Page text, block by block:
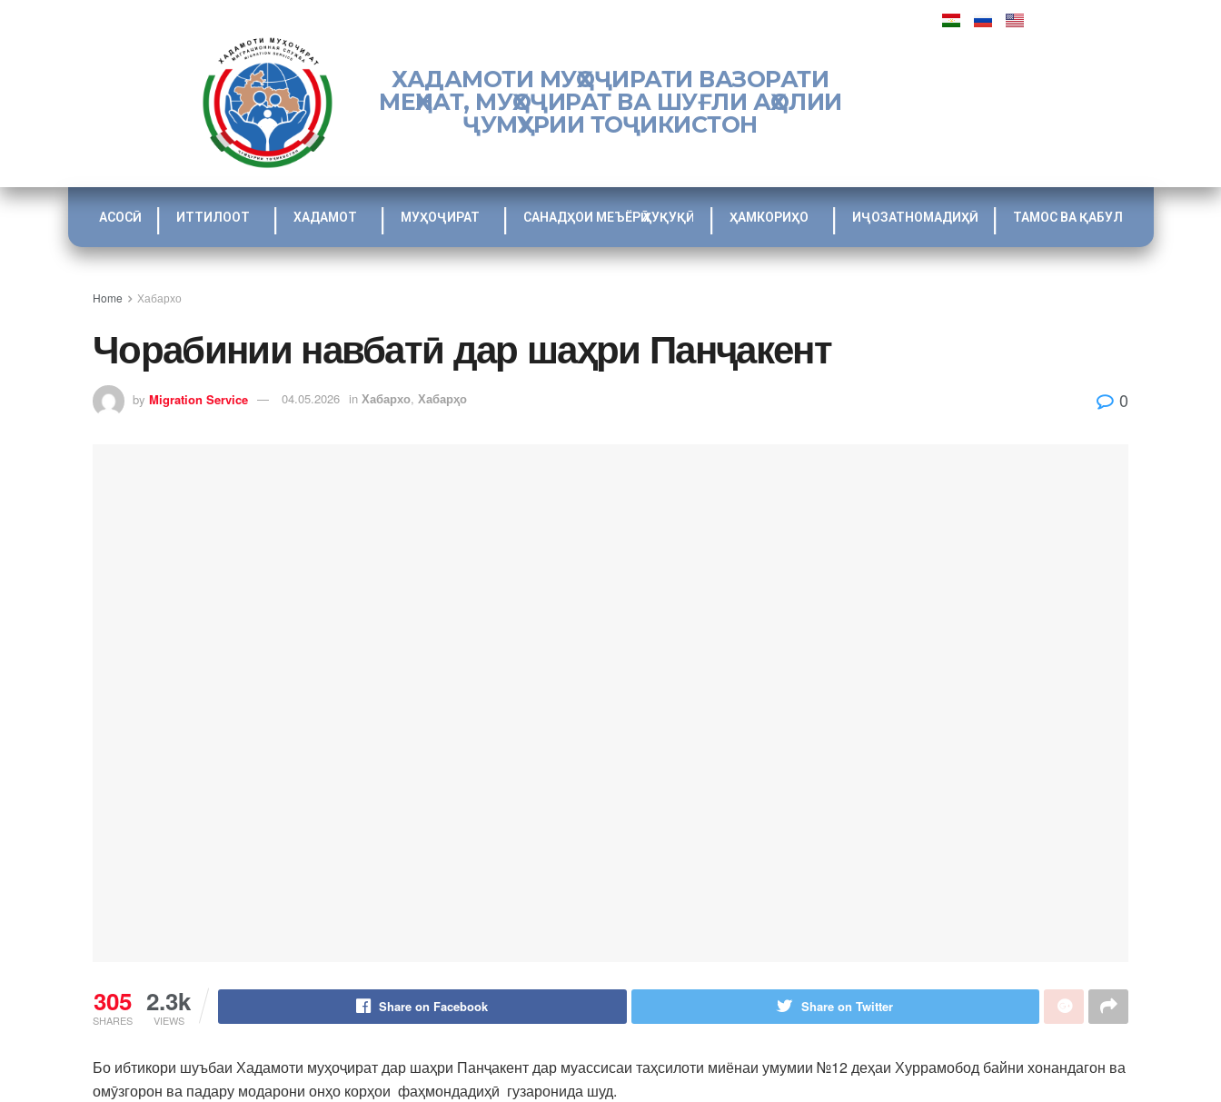
ХАДАМОТИ МУҲОҶИРАТИ ВАЗОРАТИ
МЕҲНАТ, МУҲОҶИРАТ ВА ШУҒЛИ АҲОЛИИ
ҶУМҲУРИИ ТОҶИКИСТОН
АСОСӢ ИТТИЛООТ ХАДАМОТ МУҲОҶИРАТ САНАДҲОИ МЕЪЁРӢ ҲУҚУҚӢ ҲАМКОРИҲО ИҶОЗАТНОМАДИҲӢ ТАМОС ВА ҚАБУЛ
Home Хабархо
Чорабинии навбатӣ дар шаҳри Панҷакент
by Migration Service 04.05.2026 in Хабархо, Хабарҳо 0
305
SHARES
2.3k
VIEWS
Share on Facebook Share on Twitter
Бо ибтикори шуъбаи Хадамоти муҳоҷират дар шаҳри Панҷакент дар муассисаи таҳсилоти миёнаи умумии №12 деҳаи Хуррамобод байни хонандагон ва
омӯзгорон ва падару модарони онҳо корҳои фаҳмондадиҳӣ гузаронида шуд.